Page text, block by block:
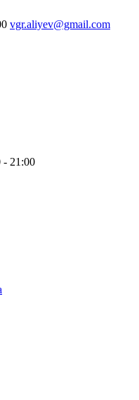
vgr.aliyev@gmail.com
21:00